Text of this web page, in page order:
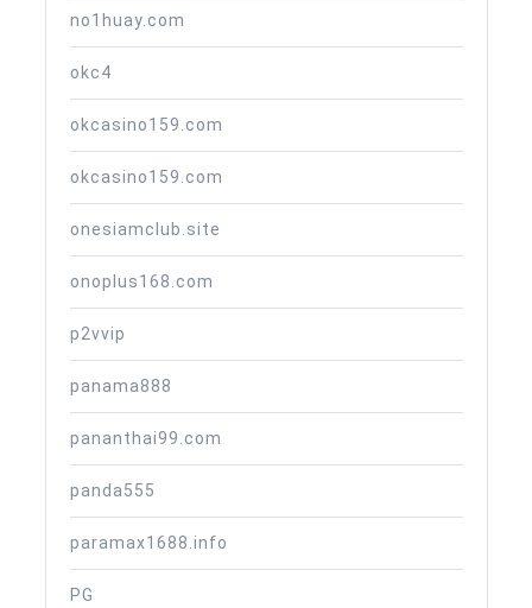
no1huay.com
okc4
okcasino159.com
okcasino159.com
onesiamclub.site
onoplus168.com
p2vvip
panama888
pananthai99.com
panda555
paramax1688.info
PG